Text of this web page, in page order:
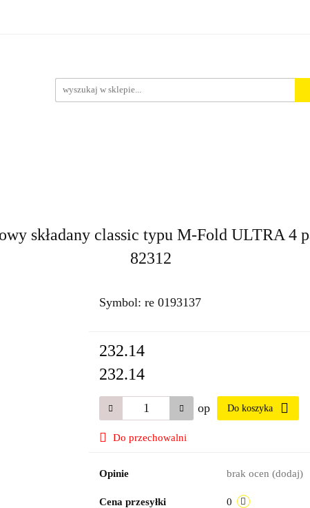
składany classic typu M-Fold ULTRA 4
82312
Symbol: re 0193137
232.14
232.14
op Do koszyka
Do przechowalni
Opinie brak ocen (dodaj)
Cena przesyłki 0